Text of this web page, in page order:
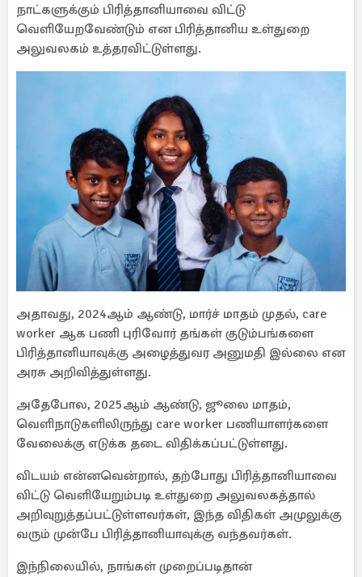
நாட்களுக்கும் பிரித்தானியாவை விட்டு
வெளியேறவேண்டும் என பிரித்தானிய உள்துறை
அலுவலகம் உத்தரவிட்டுள்ளது.
அதாவது, 2024ஆம் ஆண்டு, மார்ச் மாதம் முதல், care
worker ஆக பணி புரிவோர் தங்கள் குடும்பங்களை
பிரித்தானியாவுக்கு அழைத்துவர அனுமதி இல்லை என
அரசு அறிவித்துள்ளது.
அதேபோல, 2025ஆம் ஆண்டு, ஜூலை மாதம்,
வெளிநாடுகளிலிருந்து care worker பணியாளர்களை
வேலைக்கு எடுக்க தடை விதிக்கப்பட்டுள்ளது.
விடயம் என்னவென்றால், தற்போது பிரித்தானியாவை
விட்டு வெளியேறும்படி உள்துறை அலுவலகத்தால்
அறிவுறுத்தப்பட்டுள்ளவர்கள், இந்த விதிகள் அமுலுக்கு
வரும் முன்பே பிரித்தானியாவுக்கு வந்தவர்கள்.
இந்நிலையில், நாங்கள் முறைப்படிதான்